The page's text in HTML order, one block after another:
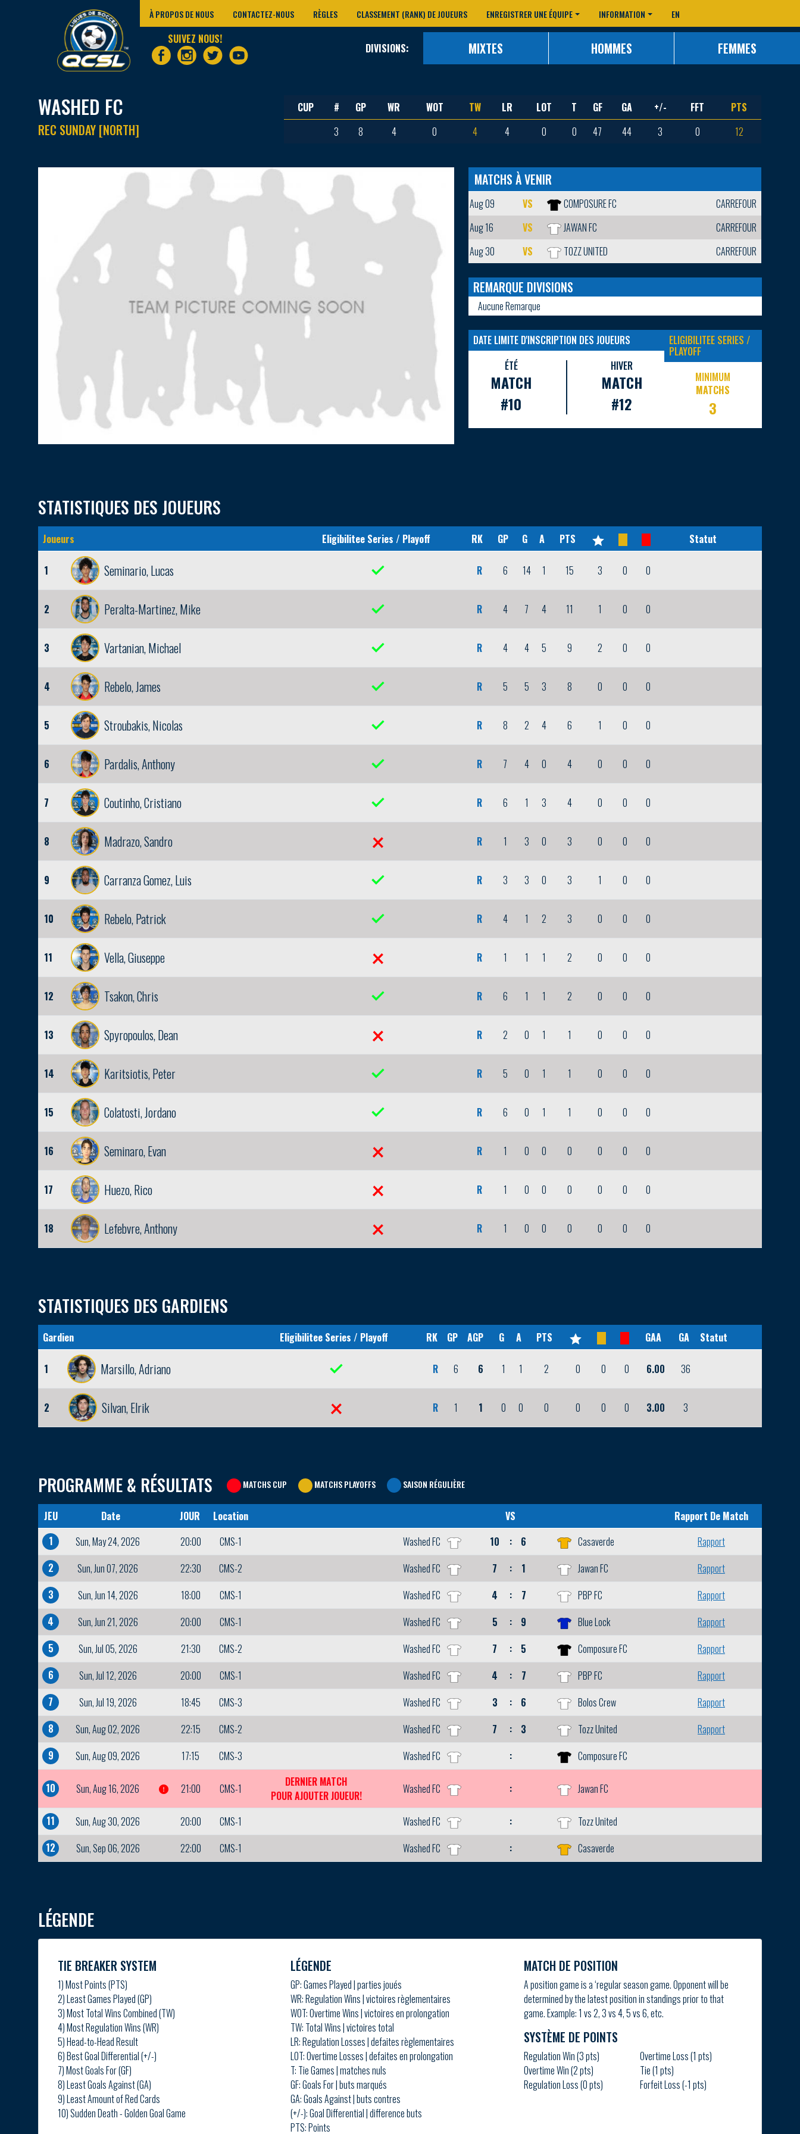
À PROPOS DE NOUS CONTACTEZ-NOUS RÈGLES CLASSEMENT (RANK) DE JOUEURS ENREGISTRER UNE ÉQUIPE INFORMATION EN
SUIVEZ NOUS!
DIVISIONS: MIXTES HOMMES FEMMES
WASHED FC
REC SUNDAY [NORTH]
CUP # GP WR WOT TW LR LOT T GF GA +/- FFT
PTS
3
8 4 0 4 4 0 0 47 44 3 0 12
MATCHS À VENIR
Aug 09 VS COMPOSURE FC
CARREFOUR
Aug 16
VS JAWAN FC
CARREFOUR
Aug 30
VS TOZZ UNITED CARREFOUR
REMARQUE DIVISIONS
Aucune Remarque
DATE LIMITE D'INSCRIPTION DES JOUEURS
ÉTÉ
MATCH
#10
HIVER
MATCH
#12
ELIGIBILITEE SERIES /
PLAYOFF
MINIMUM
MATCHS
3
STATISTIQUES DES JOUEURS
Joueurs Eligibilitee Series / Playoff RK GP G A PTS Statut
1 Seminario, Lucas R 6 14 1 15 3 0 0
2 Peralta-Martinez, Mike R 4 7 4 11 1 0 0
3 Vartanian, Michael R 4 4 5 9 2 0 0
4 Rebelo, James R 5 5 3 8 0 0 0
5 Stroubakis, Nicolas R 8 2 4 6 1 0 0
6 Pardalis, Anthony R 7 4 0 4 0 0 0
7 Coutinho, Cristiano R 6 1 3 4 0 0 0
8 Madrazo, Sandro R 1 3 0 3 0 0 0
9 Carranza Gomez, Luis R 3 3 0 3 1 0 0
10 Rebelo, Patrick R 4 1 2 3 0 0 0
11 Vella, Giuseppe R 1 1 1 2 0 0 0
12 Tsakon, Chris R 6 1 1 2 0 0 0
13 Spyropoulos, Dean R 2 0 1 1 0 0 0
14 Karitsiotis, Peter R 5 0 1 1 0 0 0
15 Colatosti, Jordano R 6 0 1 1 0 0 0
16 Seminaro, Evan R 1 0 0 0 0 0 0
17 Huezo, Rico R 1 0 0 0 0 0 0
18 Lefebvre, Anthony R 1 0 0 0 0 0 0
STATISTIQUES DES GARDIENS
Gardien Eligibilitee Series / Playoff RK GP AGP G A PTS GAA GA Statut
1 Marsillo, Adriano R 6 6 1 1 2 0 0 0 6.00 36
2 Silvan, Elrik R 1 1 0 0 0 0 0 0 3.00 3
PROGRAMME & RÉSULTATS MATCHS CUP MATCHS PLAYOFFS SAISON RÉGULIÈRE
JEU Date JOUR Location VS
Rapport De Match
1
Sun, May 24, 2026 20:00 CMS-1 Washed FC 10 : 6 Casaverde
Rapport
2
Sun, Jun 07, 2026 22:30 CMS-2 Washed FC 7 : 1 Jawan FC
Rapport
3
Sun, Jun 14, 2026 18:00 CMS-1 Washed FC 4 : 7 PBP FC
Rapport
4
Sun, Jun 21, 2026 20:00 CMS-1 Washed FC 5 : 9 Blue Lock
Rapport
5
Sun, Jul 05, 2026 21:30 CMS-2 Washed FC 7 : 5 Composure FC
Rapport
6
Sun, Jul 12, 2026 20:00 CMS-1 Washed FC 4 : 7 PBP FC
Rapport
7
Sun, Jul 19, 2026 18:45 CMS-3 Washed FC 3 : 6 Bolos Crew
Rapport
8
Sun, Aug 02, 2026 22:15 CMS-2 Washed FC 7 : 3 Tozz United
Rapport
9
Sun, Aug 09, 2026 17:15 CMS-3 Washed FC : Composure FC
10 Sun, Aug 16, 2026 21:00 CMS-1
DERNIER MATCH
POUR AJOUTER JOUEUR!
Washed FC : Jawan FC
11 Sun, Aug 30, 2026 20:00 CMS-1 Washed FC :
Tozz United
12
Sun, Sep 06, 2026 22:00 CMS-1 Washed FC : Casaverde
LÉGENDE
TIE BREAKER SYSTEM
1) Most Points (PTS)
2) Least Games Played (GP)
3) Most Total Wins Combined (TW)
4) Most Regulation Wins (WR)
5) Head-to-Head Result
6) Best Goal Differential (+/-)
7) Most Goals For (GF)
8) Least Goals Against (GA)
9) Least Amount of Red Cards
10) Sudden Death - Golden Goal Game
LÉGENDE
GP: Games Played | parties joués
WR: Regulation Wins | victoires règlementaires
WOT: Overtime Wins | victoires en prolongation
TW: Total Wins | victoires total
LR: Regulation Losses | defaites règlementaires
LOT: Overtime Losses | defaites en prolongation
T: Tie Games | matches nuls
GF: Goals For | buts marqués
GA: Goals Against | buts contres
(+/-): Goal Differential | difference buts
PTS: Points
MATCH DE POSITION
A position game is a ‘regular season game. Opponent will be
determined by the latest position in standings prior to that
game. Example: 1 vs 2, 3 vs 4, 5 vs 6, etc.
SYSTÈME DE POINTS
Regulation Win (3 pts)
Overtime Win (2 pts)
Regulation Loss (0 pts)
Overtime Loss (1 pts)
Tie (1 pts)
Forfeit Loss (-1 pts)